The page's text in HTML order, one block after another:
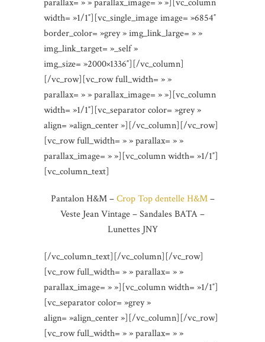
parallax= » » parallax_image= » »][vc_column
width= »1/1″][vc_single_image image= »6854″
border_color= »grey » img_link_large= » »
img_link_target= »_self »
img_size= »2000×1336″][/vc_column]
[/vc_row][vc_row full_width= » »
parallax= » » parallax_image= » »][vc_column
width= »1/1″][vc_separator color= »grey »
align= »align_center »][/vc_column][/vc_row]
[vc_row full_width= » » parallax= » »
parallax_image= » »][vc_column width= »1/1″]
[vc_column_text]
Pantalon H&M –Crop Top dentelle H&M–
Veste Jean Vintage – Sandales BATA –
Lunettes JNY
[/vc_column_text][/vc_column][/vc_row]
[vc_row full_width= » » parallax= » »
parallax_image= » »][vc_column width= »1/1″]
[vc_separator color= »grey »
align= »align_center »][/vc_column][/vc_row]
[vc_row full_width= » » parallax= » »